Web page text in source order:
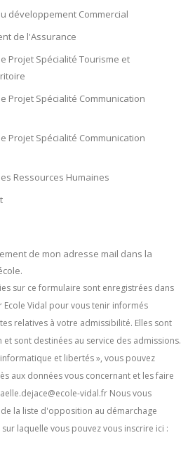
développement Commercial
de l'Assurance
Projet Spécialité Tourisme et
Projet Spécialité Communication
Projet Spécialité Communication
Ressources Humaines
de mon adresse mail dans la
sur ce formulaire sont enregistrées dans
Vidal pour vous tenir informés
relatives à votre admissibilité. Elles sont
et sont destinées au service des admissions.
et libertés », vous pouvez
aux données vous concernant et les faire
vidal.fr Nous vous
la liste d'opposition au démarchage
laquelle vous pouvez vous inscrire ici :